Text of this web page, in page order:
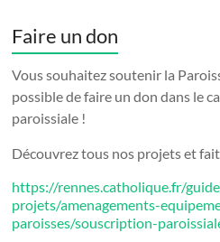
Faire un don
Vous souhaitez soutenir la
possible de faire un don dans le
paroissiale !
Découvrez tous nos projets et
https://rennes.catholique.fr/
projets/amenagements-
paroisses/souscription-